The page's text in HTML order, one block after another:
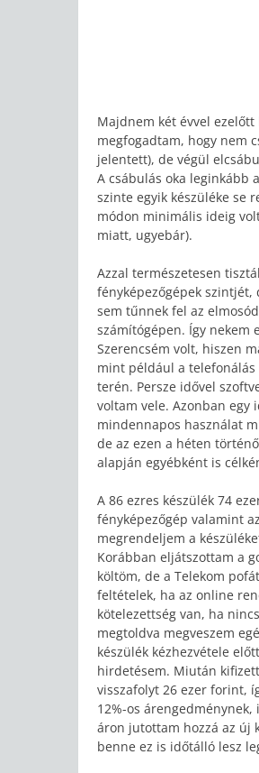
Majdnem két évvel
megfogadtam, hogy nem
jelentett), de végül
A csábulás oka leginkább
szinte egyik készüléke se
módon minimális ideig
miatt, ugyebár).
Azzal természetesen
fényképezőgépek szintjét,
sem tűnnek fel az
számítógépen. Így nekem
Szerencsém volt, hiszen
mint például a telefonálás
terén. Persze idővel
voltam vele. Azonban egy
mindennapos használat
de az ezen a héten
alapján egyébként is
A 86 ezres készülék 74
fényképezőgép valamint
megrendeljem a
Korábban eljátszottam a
költöm, de a Telekom
feltételek, ha az online
kötelezettség van, ha
megtoldva megveszem
készülék kézhezvétele
hirdetésem. Miután
visszafolyt 26 ezer forint,
12%-os
áron jutottam hozzá az új
benne ez is időtálló lesz